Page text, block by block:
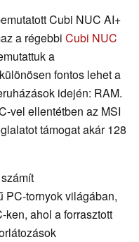
Cubi NUC AI+
a régebbi Cubi NUC
a
fontos lehet a
idején: RAM.
vel ellentétben az MSI
támogat akár 128
PC-tornyok világában,
ahol a forrasztott